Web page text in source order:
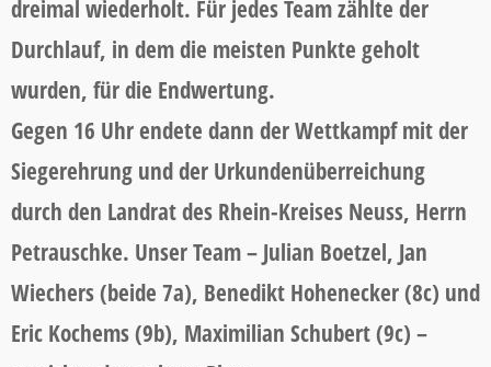
dreimal wiederholt. Für jedes Team zählte der
Durchlauf, in dem die meisten Punkte geholt
wurden, für die Endwertung.
Gegen 16 Uhr endete dann der Wettkampf mit der
Siegerehrung und der Urkundenüberreichung
durch den Landrat des Rhein-Kreises Neuss, Herrn
Petrauschke. Unser Team – Julian Boetzel, Jan
Wiechers (beide 7a), Benedikt Hohenecker (8c) und
Eric Kochems (9b), Maximilian Schubert (9c) –